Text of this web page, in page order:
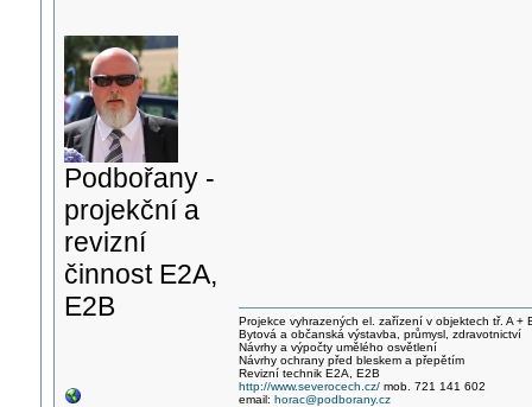
Podbořany -
projekční a
revizní
činnost E2A,
E2B
Projekce vyhrazených el. zařízení v objektech tř. A +
Bytová a občanská výstavba, průmysl, zdravotnictví
Návrhy a výpočty umělého osvětlení
Návrhy ochrany před bleskem a přepětím
Revizní technik E2A, E2B
http://www.severocech.cz/mob. 721 141 602
email: horac@podborany.cz